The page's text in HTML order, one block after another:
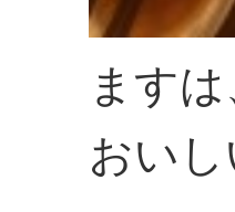
ます
おい